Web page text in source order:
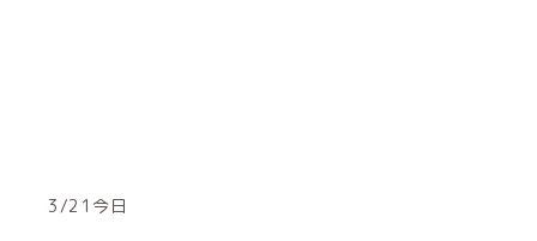
3/21今日